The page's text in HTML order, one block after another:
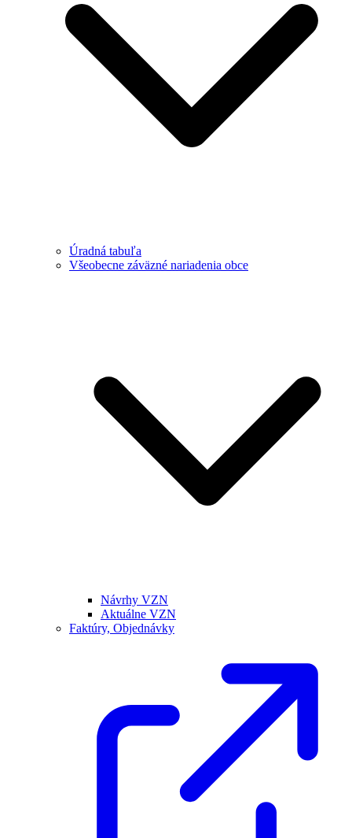
Úradná tabuľa
Všeobecne záväzné nariadenia obce
Návrhy VZN
Aktuálne VZN
Faktúry, Objednávky